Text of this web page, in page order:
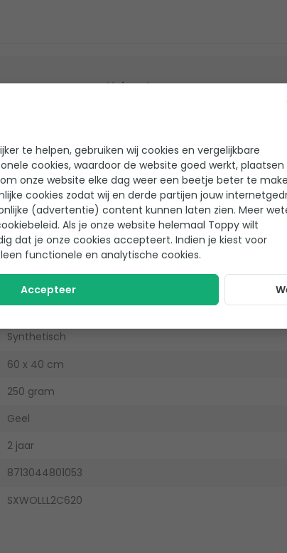
Helaas!
Nomad
Katoen/polyester
Synthetisch
60 x 40 cm
250 gram
Geel
2 jaar
8713044801053
SXWOLLL2C620
te helpen, gebruiken wij cookies en vergelijkbare
cookies, waardoor de website goed werkt, plaatsen
onze website elke dag weer een beetje beter te
cookies zodat wij en derde partijen jouw
(advertentie) content kunnen laten zien. Meer
Als je onze website helemaal Toppy wilt
dat je onze cookies accepteert. Indien je kiest voor
functionele en analytische cookies.
Accepteer